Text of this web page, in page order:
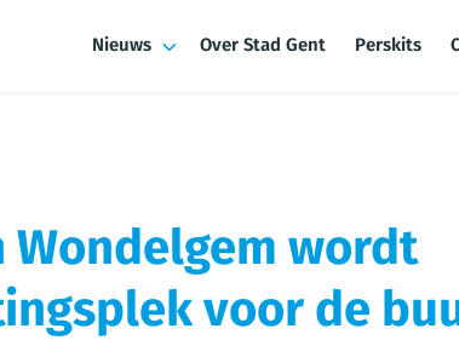
Nieuws Over Stad Gent Perskits
Wondelgem wordt
voor de